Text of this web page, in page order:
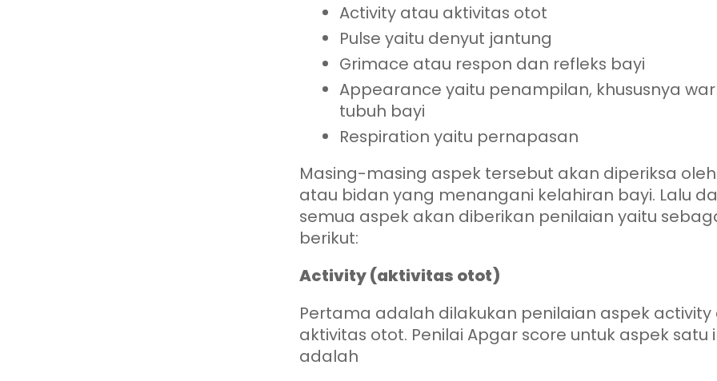
Activity atau aktivitas otot
Pulse yaitu denyut jantung
Grimace atau respon dan refleks bayi
Appearance yaitu penampilan, khususnya
tubuh bayi
Respiration yaitu pernapasan
Masing-masing aspek tersebut akan diperiksa
atau bidan yang menangani kelahiran bayi. Lalu
semua aspek akan diberikan penilaian yaitu
berikut:
Activity (aktivitas otot)
Pertama adalah dilakukan penilaian aspek activity
aktivitas otot. Penilai Apgar score untuk aspek satu
adalah